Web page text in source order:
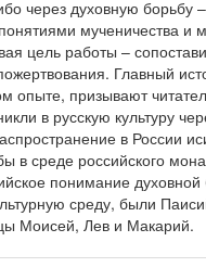
через духовную борьбу
мученичества и
цель работы –
Главный
опыте, призывают
в русскую культуру
в России
в среде российского
понимание
среду, были
Моисей, Лев и Макарий.